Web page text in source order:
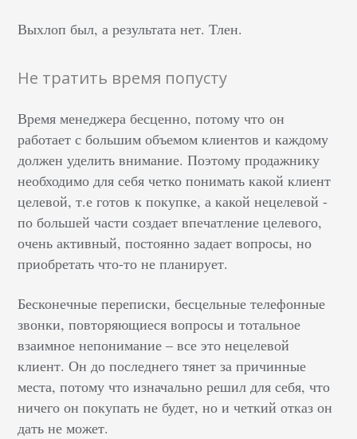
Выхлоп был, а результата нет. Тлен.
Не тратить время попусту
Время менеджера бесценно, потому что он
работает с большим объемом клиентов и каждому
должен уделить внимание. Поэтому продажнику
необходимо для себя четко понимать какой клиент
целевой, т.е готов к покупке, а какой нецелевой -
по большей части создает впечатление целевого,
очень активный, постоянно задает вопросы, но
приобретать что-то не планирует.
Бесконечные переписки, бесцельные телефонные
звонки, повторяющиеся вопросы и тотальное
взаимное непонимание – все это нецелевой
клиент. Он до последнего тянет за причинные
места, потому что изначально решил для себя, что
ничего он покупать не будет, но и четкий отказ он
дать не может.